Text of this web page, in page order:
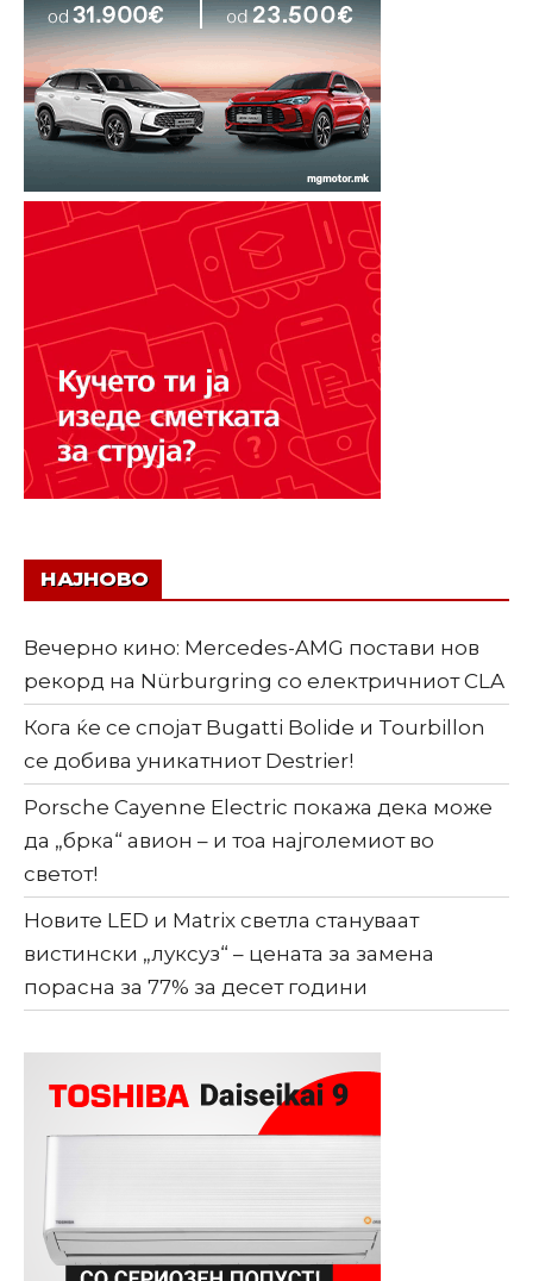
НАЈНОВО
Вечерно кино: Mercedes-AMG постави нов
рекорд на Nürburgring со електричниот CLA
Кога ќе се спојат Bugatti Bolide и Tourbillon
се добива уникатниот Destrier!
Porsche Cayenne Electric покажа дека може
да „брка“ авион – и тоа најголемиот во
светот!
Новите LED и Matrix светла стануваат
вистински „луксуз“ – цената за замена
порасна за 77% за десет години